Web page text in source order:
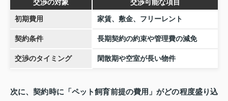
交渉の対象 交渉可能な項目
初期費用 家賃、敷金、フリーレント
契約条件 長期契約の約束や管理費の減免
交渉のタイミング 閑散期や空室が長い物件
次に、契約時に「ペット飼育前提の費用」がどの程度盛り込